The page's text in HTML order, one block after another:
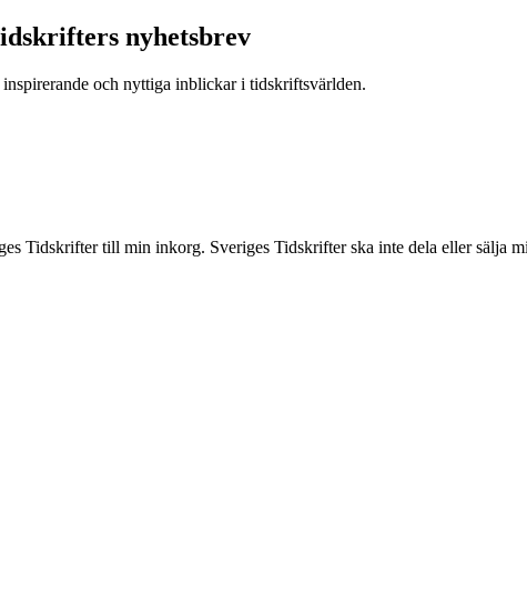
nyhetsbrev
och nyttiga inblickar i tidskriftsvärlden.
Tidskrifter till min inkorg. Sveriges Tidskrifter ska inte dela eller sälja